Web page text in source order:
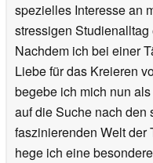
spezielles Interesse an
stressigen
Nachdem ich bei einer
Liebe für das Kreieren
begebe ich mich nun
auf die Suche nach den
faszinierenden Welt der
hege ich eine